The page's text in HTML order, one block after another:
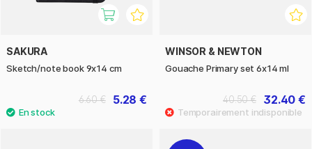
SAKURA
Sketch/note book 9x14 cm
5.28 €
6.60 €
WINSOR & NEWTON
Gouache Primary set 6x14 ml
32.40 €
40.50 €